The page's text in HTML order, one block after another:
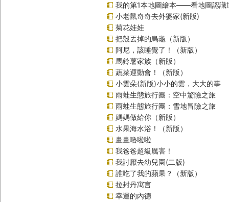
我的第1本地圖繪本――看地圖認識
小老鼠奇奇去外婆家(新版)
菊花娃娃
把殼丟掉的烏龜（新版）
阿尼，該睡覺了！（新版）
馬鈴薯家族（新版）
蔬菜運動會！（新版）
小雲朵(新版)小小的雲，大大的事
雨蛙生態旅行團：空中驚險之旅
雨蛙生態旅行團：雪地冒險之旅
媽媽做給你（新版）
水果海水浴！（新版）
畫畫嚕啦啦
我爸爸超級厲害！
我討厭去幼兒園(二版)
誰吃了我的蘋果？（新版）
拉封丹寓言
幸運的內德